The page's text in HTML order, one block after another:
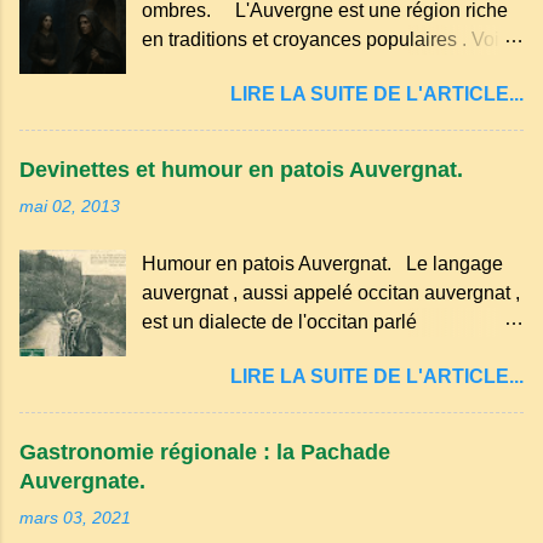
g de beurre. Commencez par équeuter les
cerises sans les dénoyauter de préférence,
séchez-les sur un torchon.
ombres. L'Auvergne est une région riche
en traditions et croyances populaires . Voici
marqué ses campagnes : Superstitions : Le
pain retourné. Quand, à un repas, un des
voisins se hâtent de planter dans le
aperçoit, il remet le pain sur le bon coté,
mais il doit payer autant de bouteilles de vin
qu’il y a de couteaux ou de fourchettes
d’Ambert). Les quatre chemins. Quand
deux chemins se rencontrent et se coupent,
leur intersection forme un carrefour qui a
LIRE LA SUITE DE L'ARTICLE...
Devinettes et humour en patois Auvergnat.
mai 02, 2013
Humour en patois Auvergnat. Le langage
auvergnat , aussi appelé occitan auvergnat ,
est un dialecte de l'occitan parlé
certaines parties du Massif central . Il
appartient à la famille des langues romanes
et est classé parmi les dialectes du nord-
occitan . Bien que le nombre de locuteurs
LIRE LA SUITE DE L'ARTICLE...
Gastronomie régionale : la Pachade
Auvergnate.
mars 03, 2021